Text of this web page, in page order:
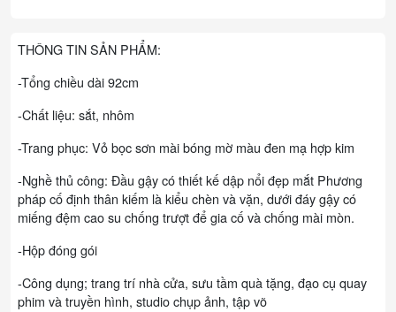
THÔNG TIN SẢN PHẨM:
-Tổng chiều dài 92cm
-Chất liệu: sắt, nhôm
-Trang phục: Vỏ bọc sơn mài bóng mờ màu đen mạ hợp kim
-Nghề thủ công: Đầu gậy có thiết kế dập nổi đẹp mắt Phương
pháp cố định thân kiếm là kiểu chèn và vặn, dưới đáy gậy có
miếng đệm cao su chống trượt để gia cố và chống mài mòn.
-Hộp đóng gói
-Công dụng; trang trí nhà cửa, sưu tầm quà tặng, đạo cụ quay
phim và truyền hình, studio chụp ảnh, tập võ